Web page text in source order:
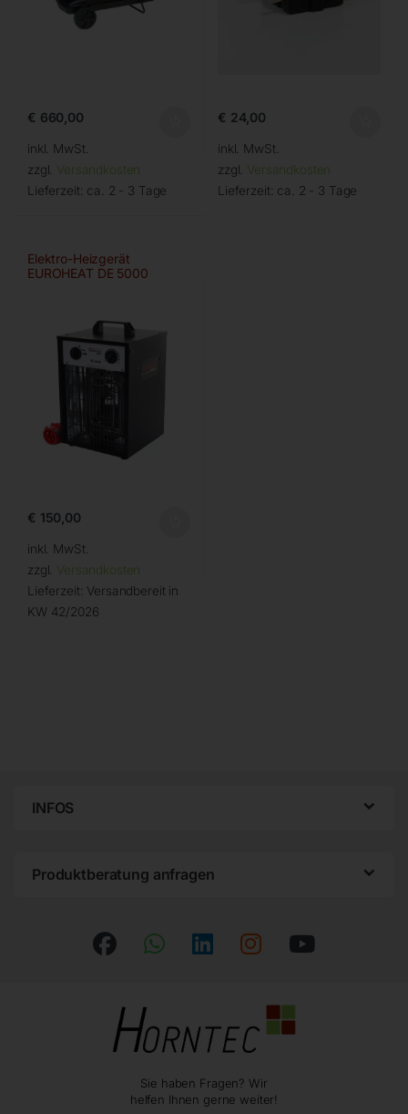
€ 660,00
inkl. MwSt.
zzgl. Versandkosten
Lieferzeit: ca. 2 - 3 Tage
€ 24,00
inkl. MwSt.
zzgl. Versandkosten
Lieferzeit: ca. 2 - 3 Tage
Elektro-Heizgerät
EUROHEAT DE 5000
€ 150,00
inkl. MwSt.
zzgl. Versandkosten
Lieferzeit: Versandbereit in
KW 42/2026
INFOS
Produktberatung anfragen
Sie haben Fragen? Wir
helfen Ihnen gerne weiter!